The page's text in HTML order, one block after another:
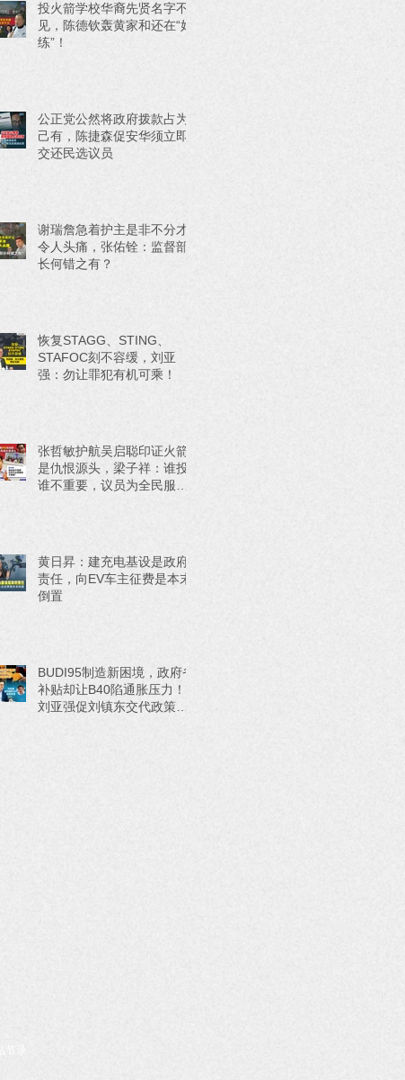
投火箭学校华裔先贤名字不
见，陈德钦轰黄家和还在“好
练”！
公正党公然将政府拨款占为
己有，陈捷森促安华须立即
交还民选议员
谢瑞詹急着护主是非不分才
令人头痛，张佑铨：监督部
长何错之有？
恢复STAGG、STING、
STAFOC刻不容缓，刘亚
强：勿让罪犯有机可乘！
张哲敏护航吴启聪印证火箭
是仇恨源头，梁子祥：谁投
谁不重要，议员为全民服务
黄日昇：建充电基设是政府
责任，向EV车主征费是本末
倒置
BUDI95制造新困境，政府省
补贴却让B40陷通胀压力！
刘亚强促刘镇东交代政策来
录